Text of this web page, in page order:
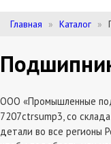
Главная Каталог
ООО «Промышленные
7207ctrsump3, со
детали во все регионы